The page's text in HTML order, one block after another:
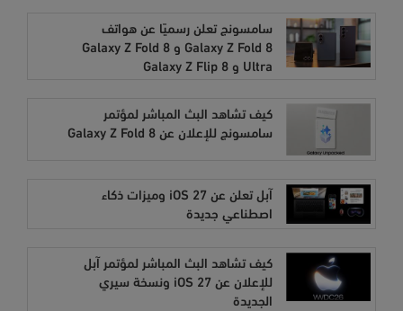
سامسونج تعلن رسميًا عن هواتف
Galaxy Z Fold 8 و Galaxy Z Fold 8
Ultra و Galaxy Z Flip 8
كيف تشاهد البث المباشر لمؤتمر
سامسونج للإعلان عن Galaxy Z Fold 8
آبل تعلن عن iOS 27 وميزات ذكاء
اصطناعي جديدة
كيف تشاهد البث المباشر لمؤتمر آبل
للإعلان عن iOS 27 ونسخة سيري
الجديدة